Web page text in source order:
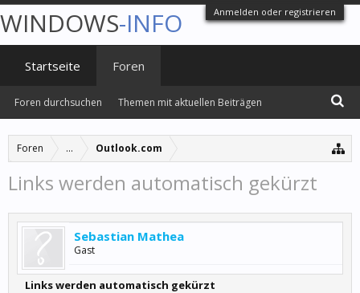
Anmelden oder registrieren
Foren ... Outlook.com
Links werden automatisch gekürzt
Sebastian Mathea
Gast
Links werden automatisch gekürzt
WINDOWS-INFO
Startseite Foren
Foren durchsuchen Themen mit aktuellen Beiträgen